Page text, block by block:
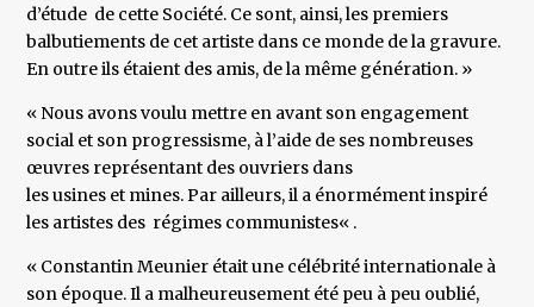
d’étude de cette Société. Ce sont, ainsi, les premiers
balbutiements de cet artiste dans ce monde de la gravure.
En outre ils étaient des amis, de la même génération. »
« Nous avons voulu mettre en avant son engagement
social et son progressisme, à l’aide de ses nombreuses
œuvres représentant des ouvriers dans
les usines et mines. Par ailleurs, il a énormément inspiré
les artistes des régimes communistes« .
« Constantin Meunier était une célébrité internationale à
son époque. Il a malheureusement été peu à peu oublié,